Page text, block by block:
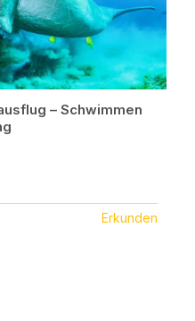
– Schwimmen
Erkunden